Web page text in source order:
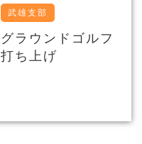
武雄支部
グラウンドゴルフ
打ち上げ